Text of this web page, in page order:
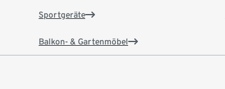
Sportgeräte
Balkon- & Gartenmöbel